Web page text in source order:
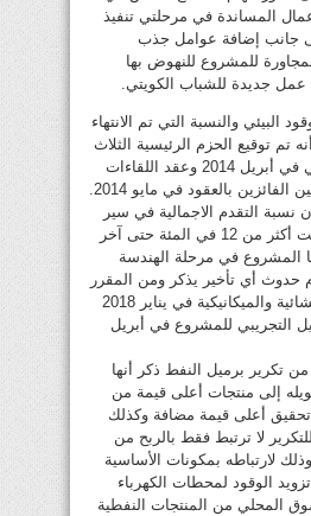
المساندة في مرحلتي تنفيذ
جانب إضافة عوامل جذب
للمشروع للنهوض بها
عمل جديدة للشباب الكويتي.
والنسبة التي تم الانتهاء
تم توقيع الحزم الرئيسية الثلاث
لمشروع الوقود البيئي في أبريل 2014 وعقد اللقاءات
الفائزين بالعقود في مايو 2014.
التقدم الاجمالية في سير
الاعمال للمشروع بلغت أكثر من 12 في المئة حتى آخر
المشروع في مرحلة الهندسة
حدوث أي تأخير يذكر ومن المقرر
أن تنتهي الأعمال الانشائية والميكانيكية في يناير 2018
التجريبي للمشروع في أبريل
تكرير برميل النفط ذكر أنها
إلى منتجات أعلى قيمة من
تحقيق أعلى قيمة مضافة وكذلك
لا ترتبط فقط بالربح من
لارتباطه بمكونات الأساسية
الوقود لمحطات الكهرباء
المحلي من المنتجات النفطية